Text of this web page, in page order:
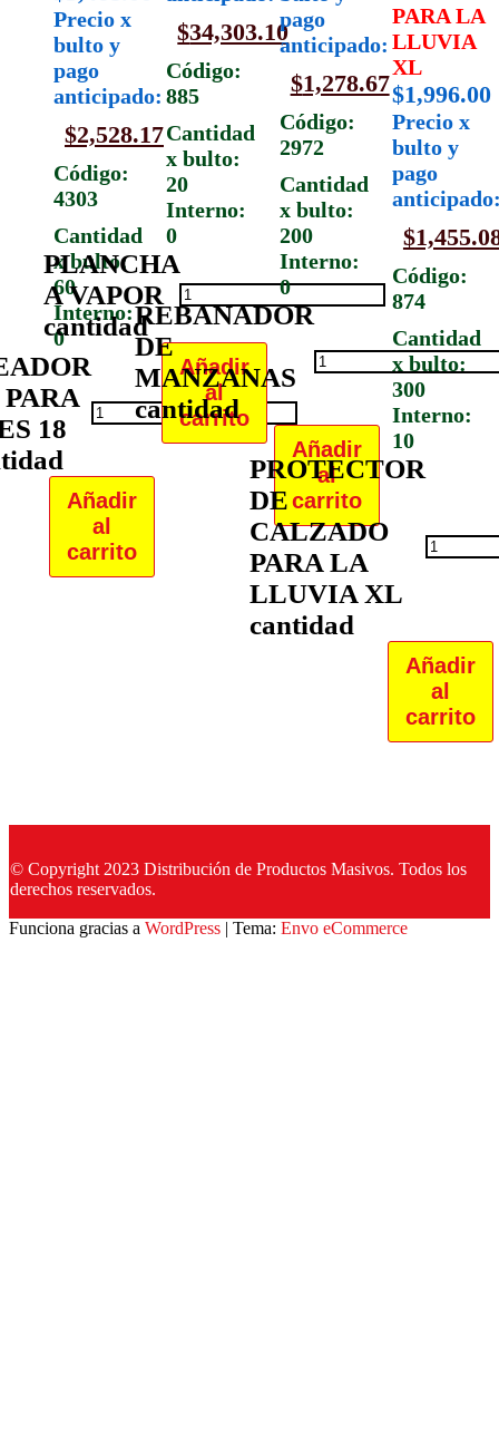
Precio x
bulto y
pago
anticipado:
$2,528.17
Código:
4303
Cantidad
x bulto:
60
Interno:
0
18
Añadir
al
carrito
$34,303.10
Código:
885
Cantidad
x bulto:
20
Interno:
0
PLANCHA
A VAPOR
cantidad
Añadir
al
carrito
pago
anticipado:
$1,278.67
Código:
2972
Cantidad
x bulto:
200
Interno:
0
REBANADOR
DE
MANZANAS
cantidad
Añadir
al
carrito
PARA LA
LLUVIA
XL
$1,996.00
Precio x
bulto y
pago
$
Código:
874
Cantidad
x bulto:
300
Interno:
10
PROTECTOR
DE
CALZADO
PARA LA
LLUVIA XL
cantidad
Añadir
al
carrito
© Copyright 2023 Distribución de Productos Masivos. Todos los
derechos reservados.
Funciona gracias a WordPress | Tema: Envo eCommerce